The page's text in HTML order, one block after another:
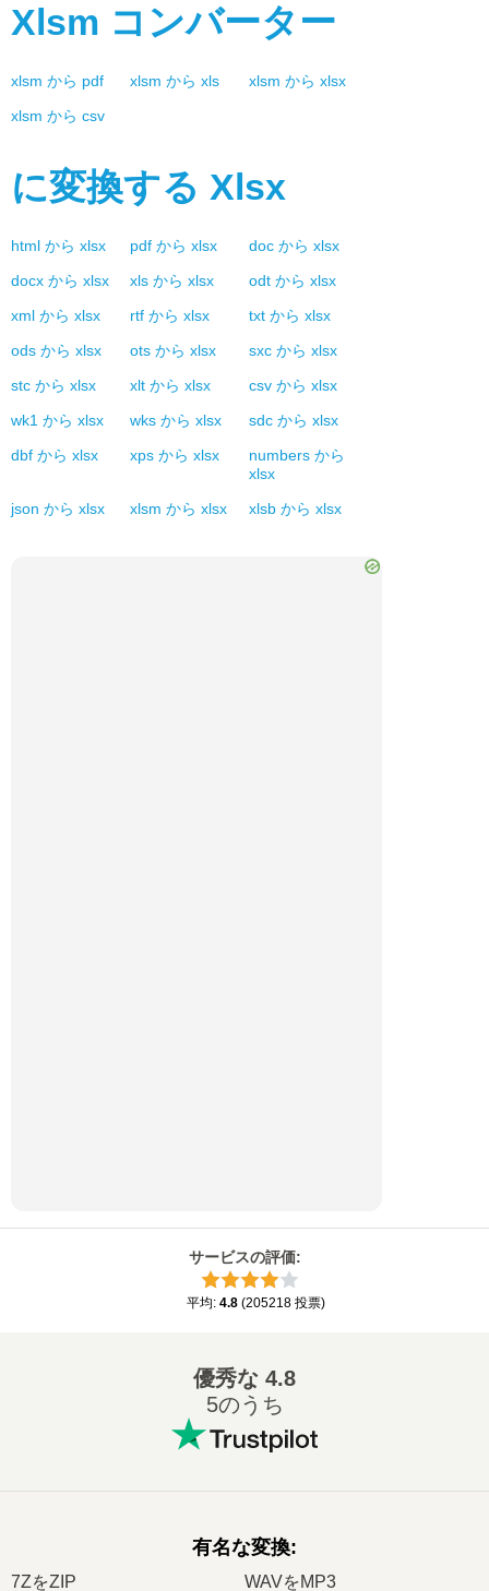
Xlsm コンバーター
xlsm から pdf xlsm から xls xlsm から xlsx
xlsm から csv
に変換する Xlsx
html から xlsx pdf から xlsx doc から xlsx
docx から xlsx xls から xlsx odt から xlsx
xml から xlsx rtf から xlsx txt から xlsx
ods から xlsx ots から xlsx sxc から xlsx
stc から xlsx xlt から xlsx csv から xlsx
wk1 から xlsx wks から xlsx sdc から xlsx
dbf から xlsx xps から xlsx numbers から
xlsx
json から xlsx xlsm から xlsx xlsb から xlsx
サービスの評価:
平均: 4.8 (205218 投票)
優秀な 4.8
5のうち
有名な変換:
7ZをZIP WAVをMP3